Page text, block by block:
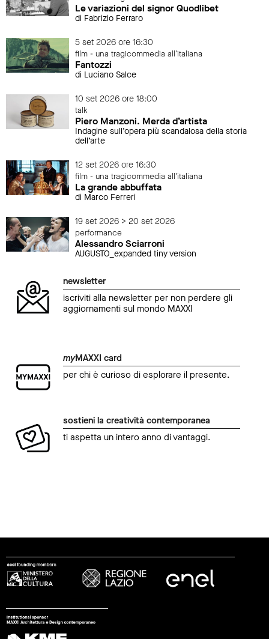
Le variazioni del signor Quodlibet
di Fabrizio Ferraro
5 set 2026 ore 16:30
film - una tragicommedia all'italiana
Fantozzi
di Luciano Salce
10 set 2026 ore 18:00
talk
Piero Manzoni. Merda d’artista
Indagine sull’opera più scandalosa della storia
dell’arte
12 set 2026 ore 16:30
film - una tragicommedia all'italiana
La grande abbuffata
di Marco Ferreri
19 set 2026 > 20 set 2026
performance
Alessandro Sciarroni
AUGUSTO_expanded tiny version
newsletter
iscriviti alla newsletter per non perdere gli
aggiornamenti sul mondo MAXXI
myMAXXI card
per chi è curioso di esplorare il presente.
sostieni la creatività contemporanea
ti aspetta un intero anno di vantaggi.